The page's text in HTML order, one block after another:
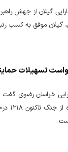
گیلان از جهش
به کسب رتبه ۱۳ کشوری شده
خراسان رضوی